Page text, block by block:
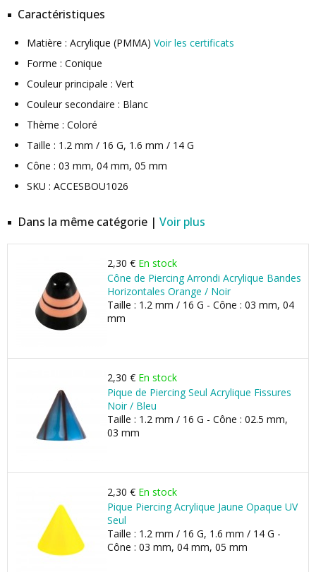
Caractéristiques
Matière : Acrylique (PMMA) Voir les certificats
Forme : Conique
Couleur principale : Vert
Couleur secondaire : Blanc
Thème : Coloré
Taille : 1.2 mm / 16 G, 1.6 mm / 14 G
Cône : 03 mm, 04 mm, 05 mm
SKU : ACCESBOU1026
Dans la même catégorie | Voir plus
2,30 € En stock
Cône de Piercing Arrondi Acrylique Bandes
Horizontales Orange / Noir
Taille : 1.2 mm / 16 G - Cône : 03 mm, 04
mm
2,30 € En stock
Pique de Piercing Seul Acrylique Fissures
Noir / Bleu
Taille : 1.2 mm / 16 G - Cône : 02.5 mm,
03 mm
2,30 € En stock
Pique Piercing Acrylique Jaune Opaque UV
Seul
Taille : 1.2 mm / 16 G, 1.6 mm / 14 G -
Cône : 03 mm, 04 mm, 05 mm